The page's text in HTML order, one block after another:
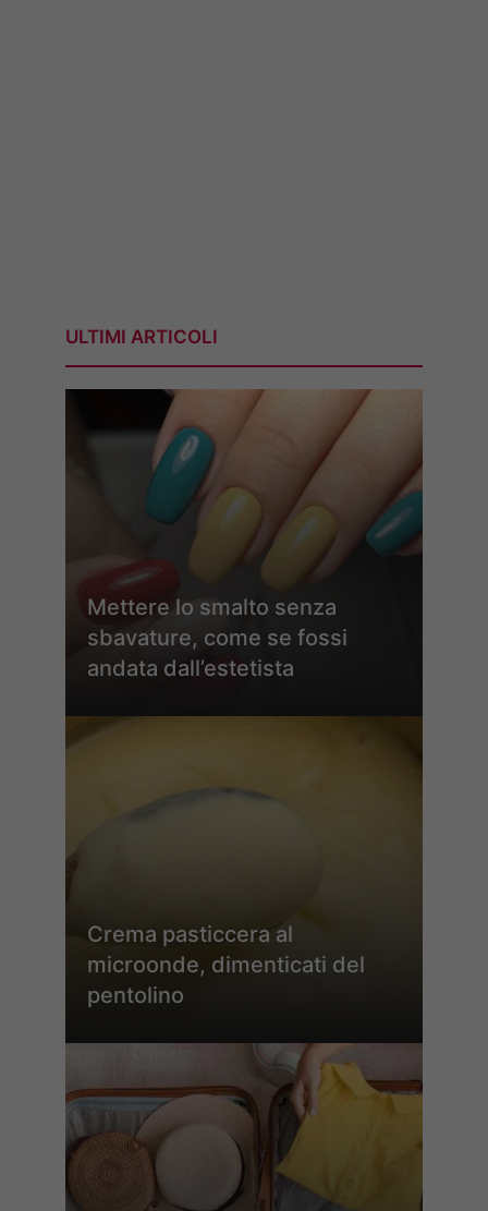
ULTIMI ARTICOLI
Mettere lo smalto senza
sbavature, come se fossi
andata dall’estetista
Crema pasticcera al
microonde, dimenticati del
pentolino